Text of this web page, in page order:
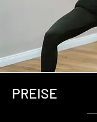
PREISE